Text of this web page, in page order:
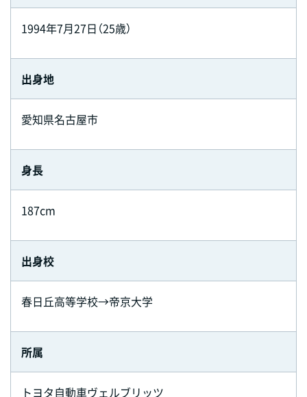
1994年7月27日（25歳）
出身地
愛知県名古屋市
身長
187cm
出身校
春日丘高等学校→帝京大学
所属
トヨタ自動車ヴェルブリッツ